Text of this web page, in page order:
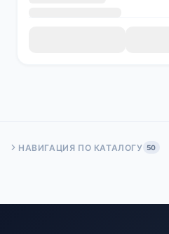
НАВИГАЦИЯ ПО КАТАЛОГУ 50